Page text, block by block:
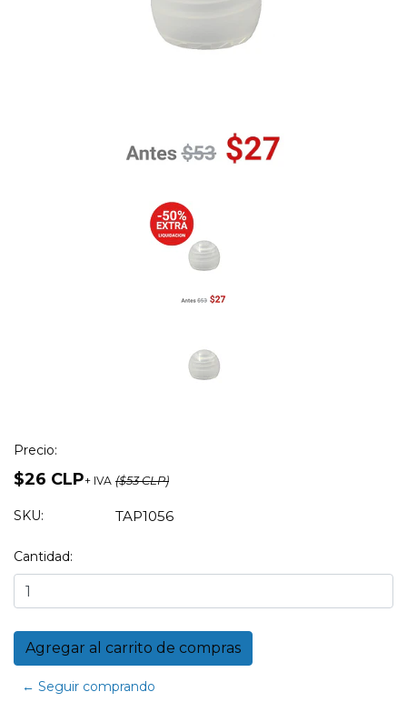
Precio:
$26 CLP+ IVA ($53 CLP)
SKU: TAP1056
Cantidad:
← Seguir comprando